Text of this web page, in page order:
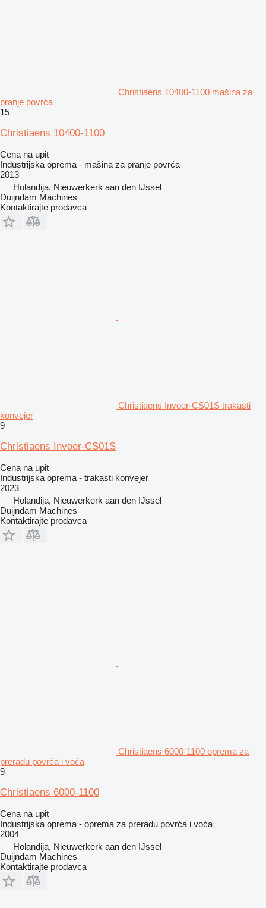
Christiaens 10400-1100 mašina za
pranje povrća
15
Christiaens 10400-1100
Cena na upit
Industrijska oprema - mašina za pranje povrća
2013
Holandija, Nieuwerkerk aan den IJssel
Duijndam Machines
Kontaktirajte prodavca
Christiaens Invoer-CS01S trakasti
konvejer
9
Christiaens Invoer-CS01S
Cena na upit
Industrijska oprema - trakasti konvejer
2023
Holandija, Nieuwerkerk aan den IJssel
Duijndam Machines
Kontaktirajte prodavca
Christiaens 6000-1100 oprema za
preradu povrća i voća
9
Christiaens 6000-1100
Cena na upit
Industrijska oprema - oprema za preradu povrća i voća
2004
Holandija, Nieuwerkerk aan den IJssel
Duijndam Machines
Kontaktirajte prodavca